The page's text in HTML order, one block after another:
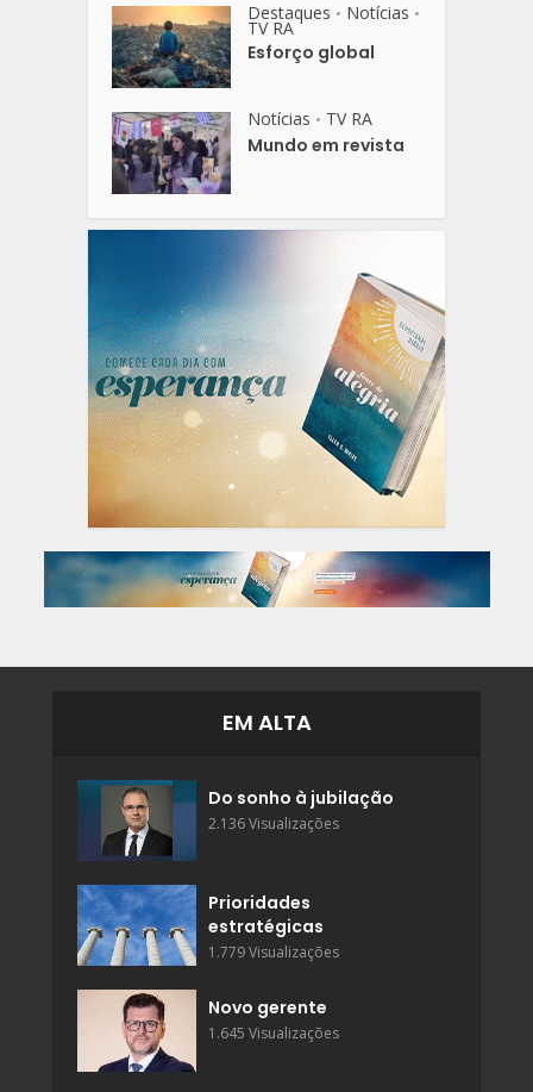
Destaques • Notícias •
TV RA
Esforço global
Notícias • TV RA
Mundo em revista
EM ALTA
Do sonho à jubilação
2.136 Visualizações
Prioridades
estratégicas
1.779 Visualizações
Novo gerente
1.645 Visualizações